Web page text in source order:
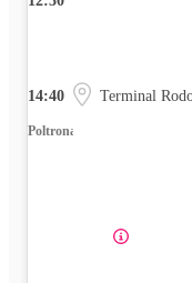
14:40 Terminal
Poltrona